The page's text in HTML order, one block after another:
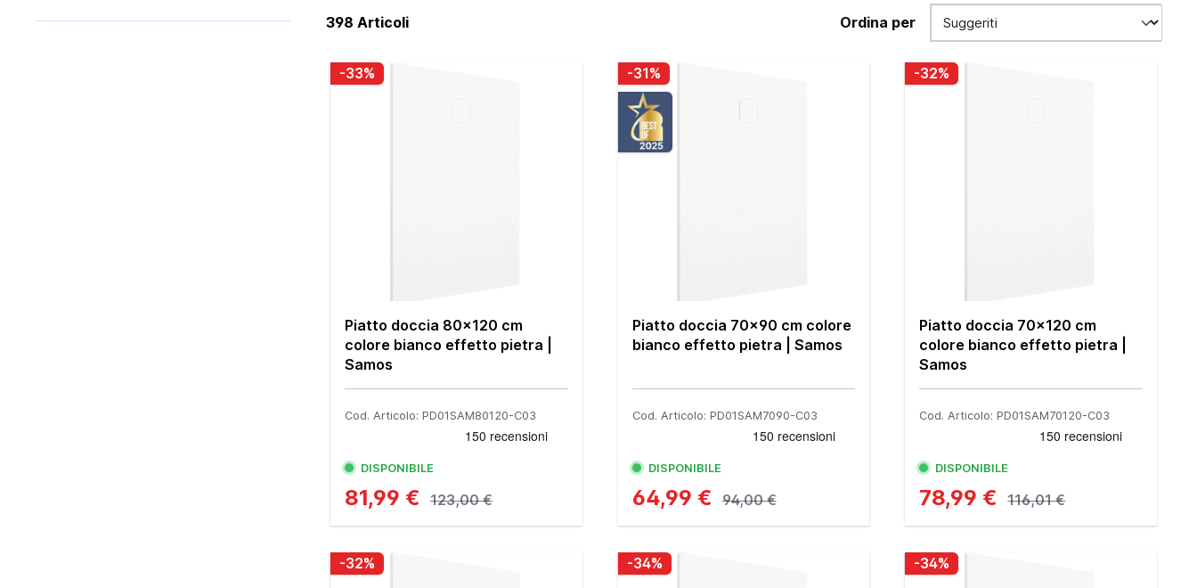
398 Articoli Ordina per
-33%
Piatto doccia 80x120 cm
colore bianco effetto pietra |
Samos
Cod. Articolo: PD01SAM80120-C03
DISPONIBILE
81,99 € 123,00 €
-31%
Piatto doccia 70x90 cm colore
bianco effetto pietra | Samos
Cod. Articolo: PD01SAM7090-C03
DISPONIBILE
64,99 € 94,00 €
-32%
Piatto doccia 70x120 cm
colore bianco effetto pietra |
Samos
Cod. Articolo: PD01SAM70120-C03
DISPONIBILE
78,99 € 116,01 €
-32% -34% -34%